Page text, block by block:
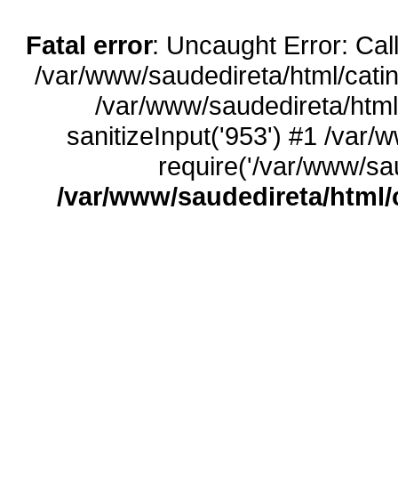
Fatal error: Uncaught Error:
/var/www/saudedireta/html/
/var/www/saudedireta/
sanitizeInput('953') #1 /var/
require('/var/www/
/var/www/saudedireta/